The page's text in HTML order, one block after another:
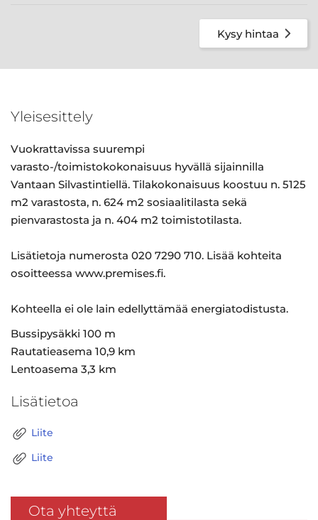
Kysy hintaa
Yleisesittely
Vuokrattavissa suurempi
varasto-/toimistokokonaisuus hyvällä sijainnilla
Vantaan Silvastintiellä. Tilakokonaisuus koostuu n. 5125
m2 varastosta, n. 624 m2 sosiaalitilasta sekä
pienvarastosta ja n. 404 m2 toimistotilasta.
Lisätietoja numerosta 020 7290 710. Lisää kohteita
osoitteessa www.premises.fi.
Kohteella ei ole lain edellyttämää energiatodistusta.
Bussipysäkki 100 m
Rautatieasema 10,9 km
Lentoasema 3,3 km
Lisätietoa
Liite
Liite
Ota yhteyttä